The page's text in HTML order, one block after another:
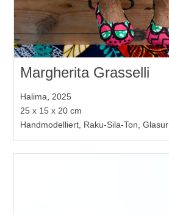
Margherita Grasselli
Halima, 2025
25 x 15 x 20 cm
Handmodelliert, Raku-Sila-Ton, Glasur